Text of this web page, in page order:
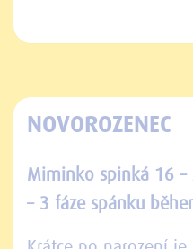
NOVOROZENEC
Miminko spinká 16
– 3 fáze spánku